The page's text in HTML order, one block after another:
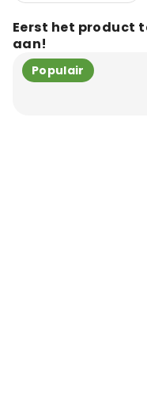
Eerst het product
aan!
Populair